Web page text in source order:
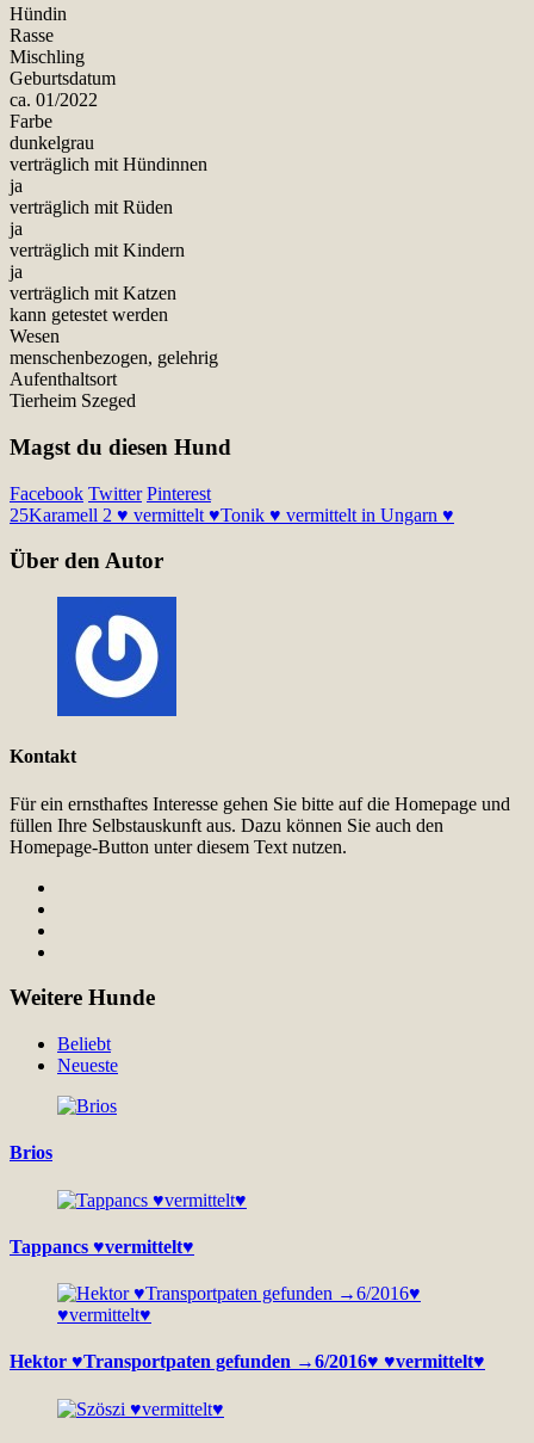
Hündin
Rasse
Mischling
Geburtsdatum
ca. 01/2022
Farbe
dunkelgrau
verträglich mit Hündinnen
ja
verträglich mit Rüden
ja
verträglich mit Kindern
ja
verträglich mit Katzen
kann getestet werden
Wesen
menschenbezogen, gelehrig
Aufenthaltsort
Tierheim Szeged
Magst du diesen Hund
Facebook Twitter Pinterest
25Karamell 2 ♥ vermittelt ♥Tonik ♥ vermittelt in Ungarn ♥
Über den Autor
Kontakt
Für ein ernsthaftes Interesse gehen Sie bitte auf die Homepage und
füllen Ihre Selbstauskunft aus. Dazu können Sie auch den
Homepage-Button unter diesem Text nutzen.
Weitere Hunde
Beliebt
Neueste
Brios
Tappancs ♥vermittelt♥
Hektor ♥Transportpaten gefunden →6/2016♥ ♥vermittelt♥